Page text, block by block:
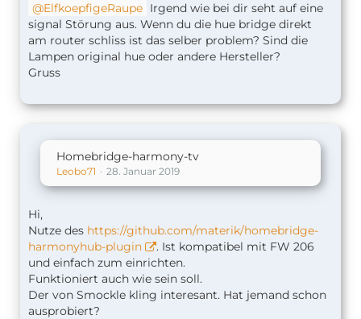
ElfkoepfigeRaupe Irgend wie bei dir seht auf eine
signal Störung aus. Wenn du die hue bridge direkt
am router schliss ist das selber problem? Sind die
Lampen original hue oder andere Hersteller?
Gruss
Homebridge-harmony-tv
Leobo71 28. Januar 2019
Hi,
Nutze des https://github.com/materik/homebridge-
harmonyhub-plugin
. Ist kompatibel mit FW 206
und einfach zum einrichten.
Funktioniert auch wie sein soll.
Der von Smockle kling interesant. Hat jemand schon
ausprobiert?